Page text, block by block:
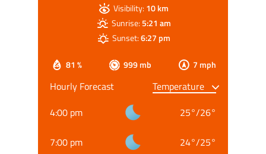
81 % 999 mb 7 mph
Visibility:10 km
Sunrise:5:21 am
Sunset:6:27 pm
Hourly Forecast
4:00 pm
25°/26°
7:00 pm 24°/25°